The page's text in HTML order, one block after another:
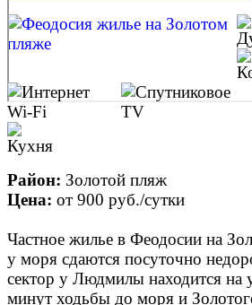
Район: Золотой пляж
Цена: от 900 руб./сутки
Частное жилье в Феодосии на
у моря сдаются посуточно
сектор у Людмилы находится на
минут ходьбы до моря и